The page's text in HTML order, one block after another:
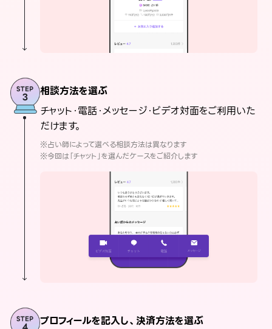
相談方法を選ぶ
チャット・電話・メッセージ・ビデオ対面をご利用いた
だけます。
※占い師によって選べる相談方法は異なります
※今回は「チャット」を選んだケースをご紹介します
プロフィールを記入し、決済方法を選ぶ